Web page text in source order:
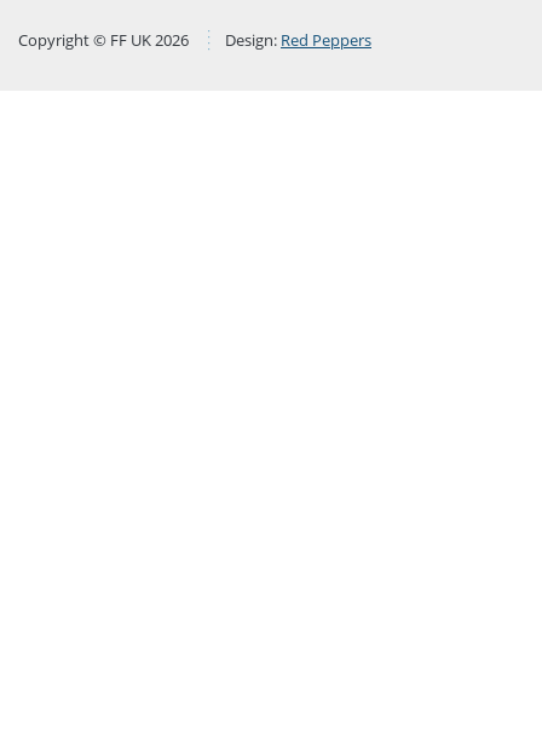
Copyright © FF UK 2026 Design: Red Peppers